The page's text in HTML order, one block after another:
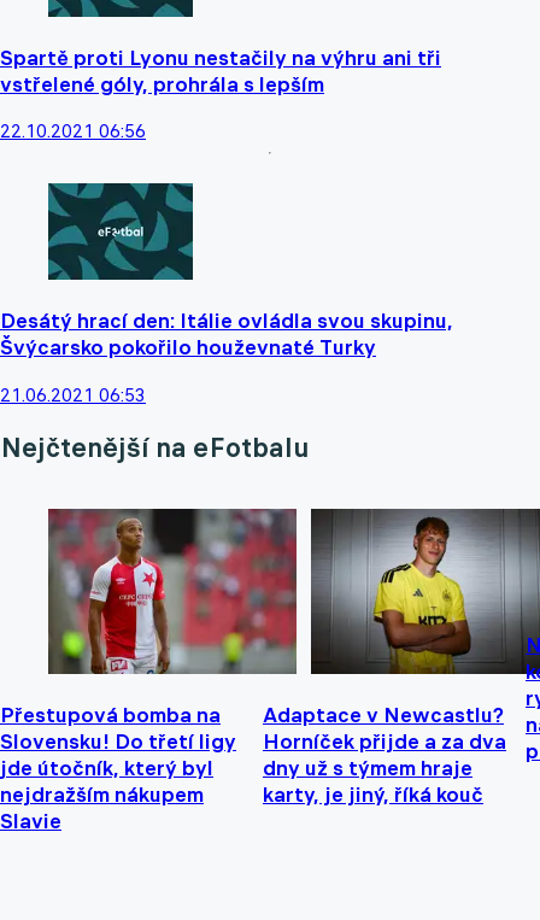
Spartě proti Lyonu nestačily na výhru ani tři
vstřelené góly, prohrála s lepším
22.10.2021 06:56
Desátý hrací den: Itálie ovládla svou skupinu,
Švýcarsko pokořilo houževnaté Turky
21.06.2021 06:53
Nejčtenější na eFotbalu
Přestupová bomba na
Slovensku! Do třetí ligy
jde útočník, který byl
nejdražším nákupem
Slavie
Adaptace v Newcastlu?
Horníček přijde a za dva
dny už s týmem hraje
karty, je jiný, říká kouč